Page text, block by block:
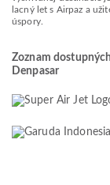
lacný let s Airpaz a
úspory.
Zoznam
Denpasar